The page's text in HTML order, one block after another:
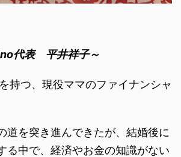
代表 平井祥子～
持つ、現役ママのファイナンシャ
道を突き進んできたが、結婚後に
る中で、経済やお金の知識がない